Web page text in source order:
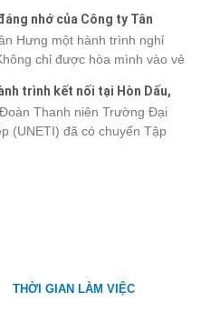
ngân sách.
trước giá vé sẽ giúp bạn chủ
Cùng Vietsense Travel tham
du lịch Điện Biênmới nhất
nhớ của Công ty Tân
Hưng một hành trình nghỉ
chỉ được hòa mình vào vẻ
khắc đáng nhớ. Hãy cùng
và những trải nghiệm khó
trình kết nối tại Hòn Dấu,
Thanh niên Trường Đại
(UNETI) đã có chuyến Tập
THỜI GIAN LÀM VIỆC